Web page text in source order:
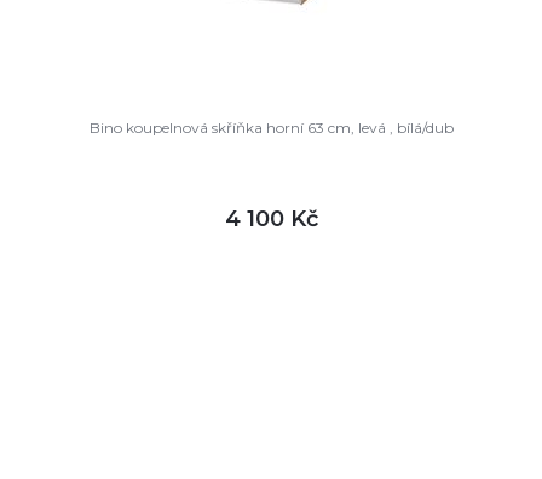
Bino koupelnová skříňka horní 63 cm, levá , bílá/dub
4 100 Kč